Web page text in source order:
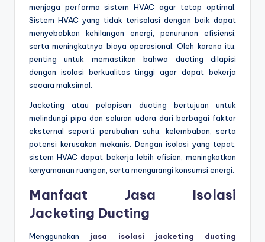
menjaga performa sistem HVAC agar tetap optimal.
Sistem HVAC yang tidak terisolasi dengan baik dapat
menyebabkan kehilangan energi, penurunan efisiensi,
serta meningkatnya biaya operasional. Oleh karena itu,
penting untuk memastikan bahwa ducting dilapisi
dengan isolasi berkualitas tinggi agar dapat bekerja
secara maksimal.
Jacketing atau pelapisan ducting bertujuan untuk
melindungi pipa dan saluran udara dari berbagai faktor
eksternal seperti perubahan suhu, kelembaban, serta
potensi kerusakan mekanis. Dengan isolasi yang tepat,
sistem HVAC dapat bekerja lebih efisien, meningkatkan
kenyamanan ruangan, serta mengurangi konsumsi energi.
Manfaat Jasa Isolasi
Jacketing Ducting
Menggunakan jasa isolasi jacketing ducting